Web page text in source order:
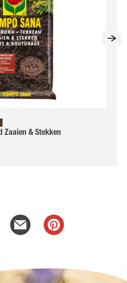
Zaaien & Stekken